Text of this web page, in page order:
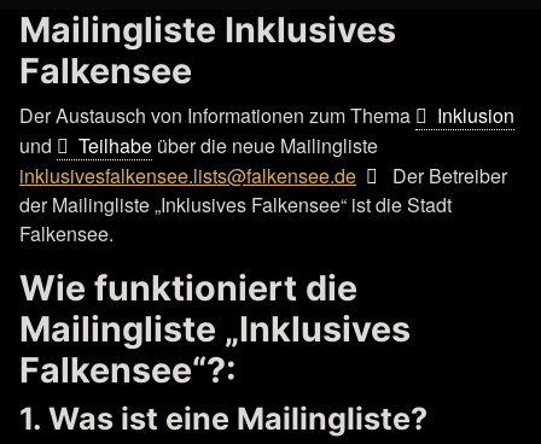
Mailingliste Inklusives
Falkensee
Der Austausch von Informationen zum Thema
Inklusion
und
Teilhabe über die neue Mailingliste
inklusivesfalkensee.lists@falkensee.de
Der Betreiber
der Mailingliste „Inklusives Falkensee“ ist die Stadt
Falkensee.
Wie funktioniert die
Mailingliste „Inklusives
Falkensee“?:
1. Was ist eine Mailingliste?